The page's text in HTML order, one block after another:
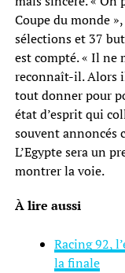
Coupe du monde
sélections et 37
est compté. « Il ne
reconnaît-il. Alors
tout donner pour
état d’esprit qui
souvent annoncés
L’Egypte sera un
montrer la voie.
À lire aussi
Racing 92,
la finale